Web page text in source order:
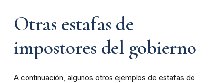
Otras estafas de
impostores del gobierno
A continuación, algunos otros ejemplos de estafas de